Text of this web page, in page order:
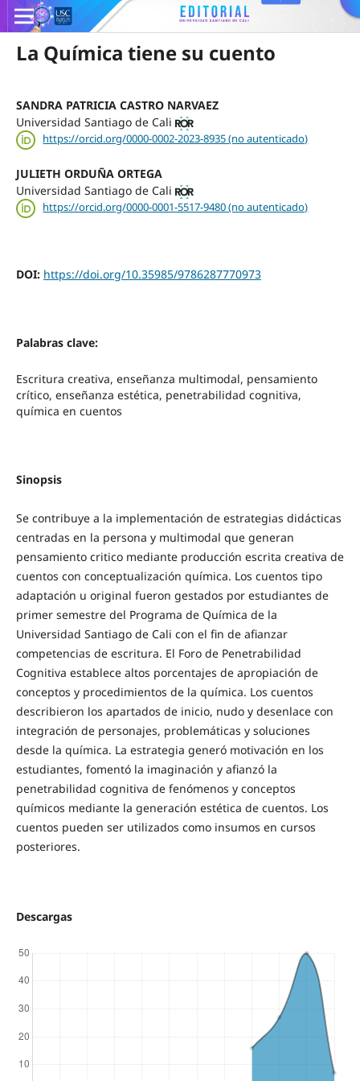
La Química tiene su cuento
SANDRA PATRICIA CASTRO NARVAEZ
Universidad Santiago de Cali
https://orcid.org/0000-0002-2023-8935 (no autenticado)
JULIETH ORDUÑA ORTEGA
Universidad Santiago de Cali
https://orcid.org/0000-0001-5517-9480 (no autenticado)
DOI: https://doi.org/10.35985/9786287770973
Palabras clave:
Escritura creativa, enseñanza multimodal, pensamiento
crítico, enseñanza estética, penetrabilidad cognitiva,
química en cuentos
Sinopsis
Se contribuye a la implementación de estrategias didácticas
centradas en la persona y multimodal que generan
pensamiento critico mediante producción escrita creativa de
cuentos con conceptualización química. Los cuentos tipo
adaptación u original fueron gestados por estudiantes de
primer semestre del Programa de Química de la
Universidad Santiago de Cali con el fin de afianzar
competencias de escritura. El Foro de Penetrabilidad
Cognitiva establece altos porcentajes de apropiación de
conceptos y procedimientos de la química. Los cuentos
describieron los apartados de inicio, nudo y desenlace con
integración de personajes, problemáticas y soluciones
desde la química. La estrategia generó motivación en los
estudiantes, fomentó la imaginación y afianzó la
penetrabilidad cognitiva de fenómenos y conceptos
químicos mediante la generación estética de cuentos. Los
cuentos pueden ser utilizados como insumos en cursos
posteriores.
Descargas